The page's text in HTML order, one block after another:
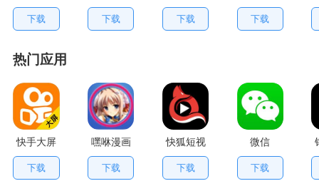
V2.84.0
手机版
下载
戏盒应用
下载
戏大全
App
下载
不用排队
版
下载
热门应用
快手大屏
版
下载
嘿咻漫画
下载
快狐短视
频
下载
微信
下载